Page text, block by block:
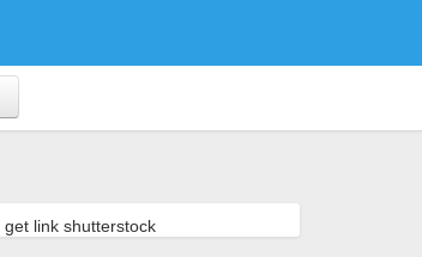
get link shutterstock